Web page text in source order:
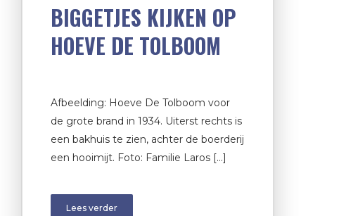
BIGGETJES KIJKEN OP
HOEVE DE TOLBOOM
Afbeelding: Hoeve De Tolboom voor
de grote brand in 1934. Uiterst rechts is
een bakhuis te zien, achter de boerderij
een hooimijt. Foto: Familie Laros […]
Lees verder